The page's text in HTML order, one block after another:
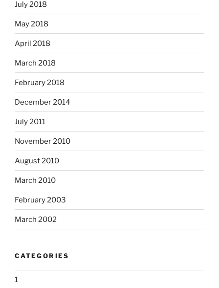
July 2018
May 2018
April 2018
March 2018
February 2018
December 2014
July 2011
November 2010
August 2010
March 2010
February 2003
March 2002
CATEGORIES
1